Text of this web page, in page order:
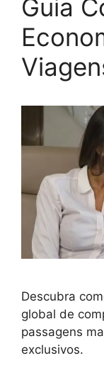
Guia
Descubra
global de
passagens
exclusivos.